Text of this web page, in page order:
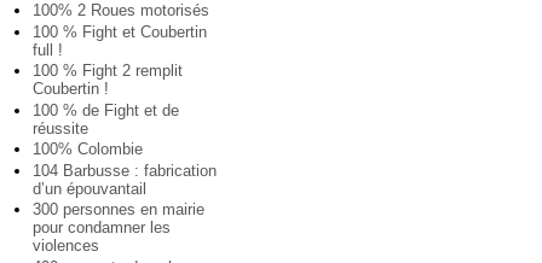
100% 2 Roues motorisés
100 % Fight et Coubertin
full !
100 % Fight 2 remplit
Coubertin !
100 % de Fight et de
réussite
100% Colombie
104 Barbusse : fabrication
d’un épouvantail
300 personnes en mairie
pour condamner les
violences